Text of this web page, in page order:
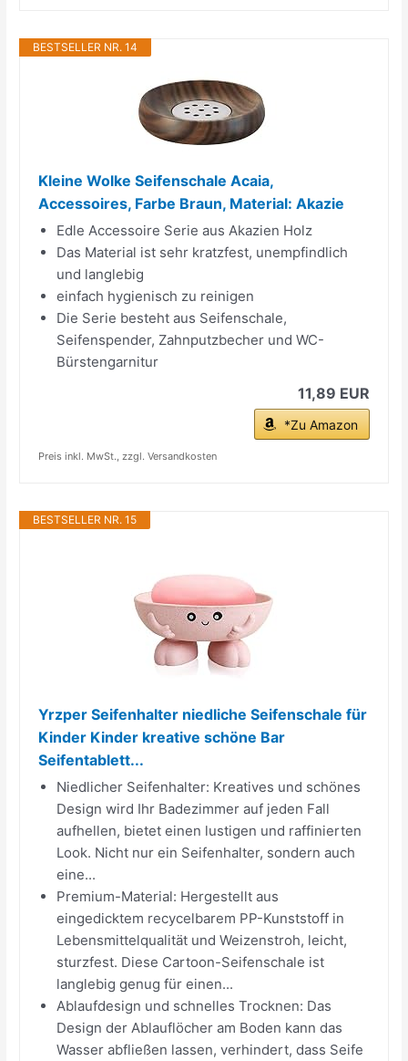
BESTSELLER NR. 14
Kleine Wolke Seifenschale Acaia,
Accessoires, Farbe Braun, Material: Akazie
Edle Accessoire Serie aus Akazien Holz
Das Material ist sehr kratzfest, unempfindlich
und langlebig
einfach hygienisch zu reinigen
Die Serie besteht aus Seifenschale,
Seifenspender, Zahnputzbecher und WC-
Bürstengarnitur
11,89 EUR
*Zu Amazon
Preis inkl. MwSt., zzgl. Versandkosten
BESTSELLER NR. 15
Yrzper Seifenhalter niedliche Seifenschale für
Kinder Kinder kreative schöne Bar
Seifentablett...
Niedlicher Seifenhalter: Kreatives und schönes
Design wird Ihr Badezimmer auf jeden Fall
aufhellen, bietet einen lustigen und raffinierten
Look. Nicht nur ein Seifenhalter, sondern auch
eine...
Premium-Material: Hergestellt aus
eingedicktem recycelbarem PP-Kunststoff in
Lebensmittelqualität und Weizenstroh, leicht,
sturzfest. Diese Cartoon-Seifenschale ist
langlebig genug für einen...
Ablaufdesign und schnelles Trocknen: Das
Design der Ablauflöcher am Boden kann das
Wasser abfließen lassen, verhindert, dass Seife